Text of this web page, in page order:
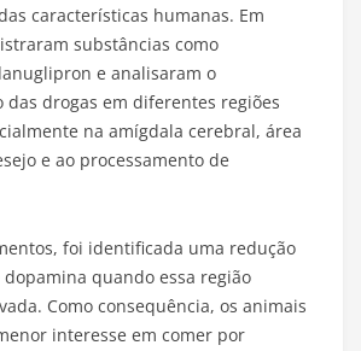
características humanas. Em
substâncias como
e analisaram o
das drogas em diferentes regiões
na amígdala cerebral, área
e ao processamento de
foi identificada uma redução
quando essa região
Como consequência, os animais
interesse em comer por